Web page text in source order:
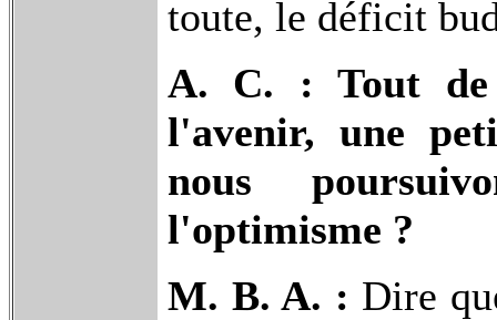
toute, le déficit
A. C. : Tout de
l'avenir, une
nous
l'optimisme ?
M. B. A. : Dire